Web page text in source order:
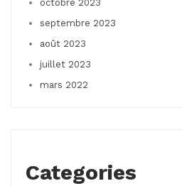
octobre 2023
septembre 2023
août 2023
juillet 2023
mars 2022
Categories